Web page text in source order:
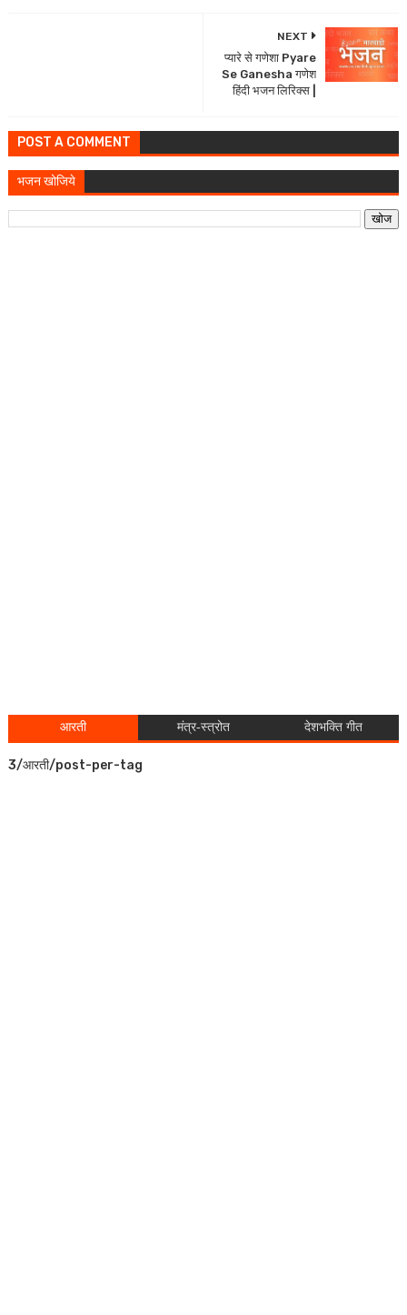
NEXT
प्यारे से गणेशा Pyare
Se Ganesha गणेश
हिंदी भजन लिरिक्स |
POST A COMMENT
भजन खोजिये
आरती मंत्र-स्त्रोत देशभक्ति गीत
3/आरती/post-per-tag